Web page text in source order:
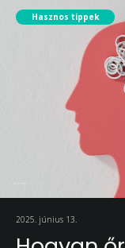
Hasznos tippek
2025. június 13.